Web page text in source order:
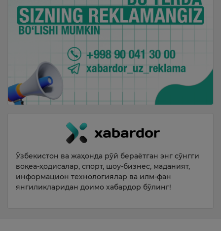
Ўзбекистон ва жаҳонда рўй бераётган энг сўнгги
воқеа-ҳодисалар, спорт, шоу-бизнес, маданият,
информацион технологиялар ва илм-фан
янгиликларидан доимо хабардор бўлинг!